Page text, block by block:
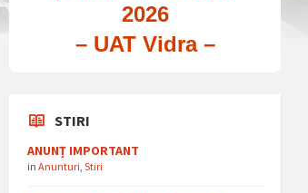
2026
– UAT Vidra –
STIRI
ANUNȚ IMPORTANT
inAnunturi ,Stiri